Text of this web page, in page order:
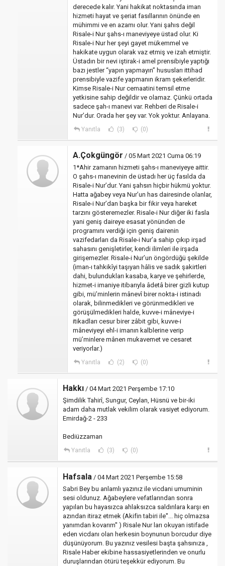
derecede kalır. Yani hakikat noktasında iman
hizmeti hayat ve şeriat fasıllarının önünde en
mühimmi ve en azamı olur. Yani şahıs değil
Risale-i Nur şahs-ı maneviyeye üstad olur. Ki
Risale-i Nur her şeyi gayet mükemmel ve
hakikate uygun olarak vaz etmiş ve izah etmiştir.
Üstadın bir nevi iştirak-i amel prensibiyle yaptığı
bazı jestler “yapın yapmayın” hususları ittihad
prensibiyle vazife yapmanın ikram şekerleridir.
Kimse Risale-i Nur cemaatini temsil etme
yetkisine sahip değildir ve olamaz. Çünkü ortada
sadece şah-ı manevi var. Rehberi de Risale-i
Nur’dur. Orada her şey var. Yok yoktur. Anlayana.
Yanıtla (3) (0)
A.Çokgüngör / 05 Mart 2021 Cuma 06:19
1*Ahir zamanın hizmeti şahs-ı maneviyeye aittir.
O şahs-ı manevinin de üstadı her üç fasılda da
Risale-i Nur’dur. Yani şahsın hiçbir hükmü yoktur.
Hatta ağabey veya Nur’un has dairesinde olanlar,
Risale-i Nur’dan başka bir fikir veya hareket
tarzını gösteremezler. Risale-i Nur diğer iki fasla
yani geniş daireye esasat yönünden de
programını verdiği için geniş dairenin
vazifedarları da Risale-i Nur’a sahip çıkıp irşad
sahasını genişletirler, kendi ilimleri ile irşada
girişemezler. Risale-i Nur’un öngördüğü şekilde
(iman-ı tahkikîyi taşıyan hâlis ve sadık şakirtleri
dahi, bulundukları kasaba, karye ve şehirlerde,
hizmet-i imaniye itibarıyla âdetâ birer gizli kutup
gibi, mü’minlerin mânevî birer nokta-i istinadı
olarak, bilinmedikleri ve görünmedikleri ve
görüşülmedikleri halde, kuvve-i mâneviye-i
itikadları cesur birer zâbit gibi, kuvve-i
mâneviyeyi ehl-i imanın kalblerine verip
mü’minlere mânen mukavemet ve cesaret
veriyorlar.)
Yanıtla (2) (0)
Hakkı / 04 Mart 2021 Perşembe 17:10
Şimdilik Tahirî, Sungur, Ceylan, Hüsnü ve bir-iki
adam daha mutlak vekilim olarak vasiyet ediyorum.
Emirdağ-2 - 233
Bediüzzaman
Yanıtla (3) (0)
Hafsala / 04 Mart 2021 Perşembe 15:58
Sabri Bey bu anlamlı yazınız ile vicdani umuminin
sesi oldunuz. Ağabeylere vefatlarından sonra
yapılan bu hayasızca ahlaksızca saldırılara karşı en
azından itiraz etmek (Akifin tabiri ile''... hiç olmazsa
yanımdan kovarım'' ) Risale Nur ları okuyan istifade
eden vicdanı olan herkesin boynunun borcudur diye
düşünüyorum. Bu yazınız vesilesi başta şahsınıza ,
Risale Haber ekibine hassasiyetlerinden ve onurlu
duruşlarından ötürü teşekkür ediyorum. Bu